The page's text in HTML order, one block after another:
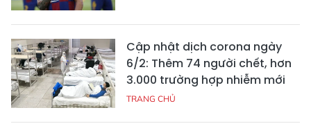
Cập nhật dịch corona ngày
6/2: Thêm 74 người chết, hơn
3.000 trường hợp nhiễm mới
TRANG CHỦ